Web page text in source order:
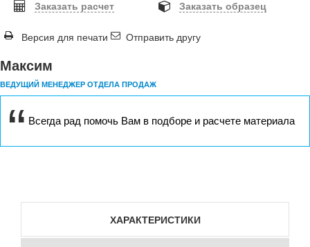
Заказать расчет Заказать образец
Версия для печати Отправить другу
Максим
ВЕДУЩИЙ МЕНЕДЖЕР ОТДЕЛА ПРОДАЖ
Всегда рад помочь Вам в подборе и расчете материала
ХАРАКТЕРИСТИКИ